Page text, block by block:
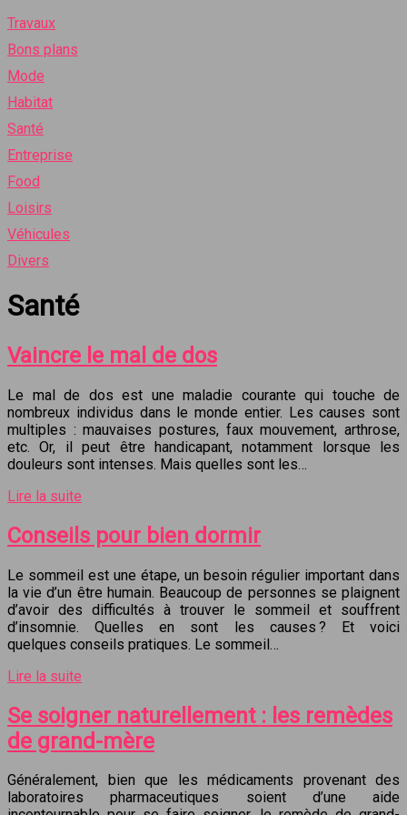
Travaux
Bons plans
Mode
Habitat
Santé
Entreprise
Food
Loisirs
Véhicules
Divers
Santé
Vaincre le mal de dos
Le mal de dos est une maladie courante qui touche de
nombreux individus dans le monde entier. Les causes sont
multiples : mauvaises postures, faux mouvement, arthrose,
etc. Or, il peut être handicapant, notamment lorsque les
douleurs sont intenses. Mais quelles sont les…
Lire la suite
Conseils pour bien dormir
Le sommeil est une étape, un besoin régulier important dans
la vie d’un être humain. Beaucoup de personnes se plaignent
d’avoir des difficultés à trouver le sommeil et souffrent
d’insomnie. Quelles en sont les causes ? Et voici
quelques conseils pratiques. Le sommeil…
Lire la suite
Se soigner naturellement : les remèdes
de grand-mère
Généralement, bien que les médicaments provenant des
laboratoires pharmaceutiques soient d’une aide